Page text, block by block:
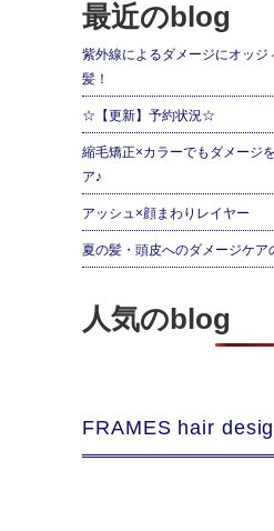
最近のblog
紫外線によるダメージにオッ
髪！
☆【更新】予約状況☆
縮毛矯正×カラーでもダメージ
ア♪
アッシュ×顔まわりレイヤー
夏の髪・頭皮へのダメージケア
人気のblog
FRAMES hair